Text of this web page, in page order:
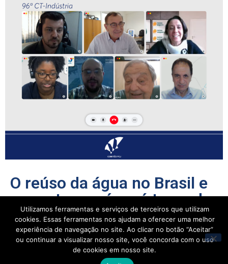
O reúso da água no Brasil e
em outros países é tema de
palestra na CT-Indústria
Apresentação foi realizada pela doutora Ana Silvia Pereira
Santos, presidente do Instituto Reúso de Água
Utilizamos ferramentas e serviços de terceiros que utilizam
cookies. Essas ferramentas nos ajudam a oferecer uma melhor
experiência de navegação no site. Ao clicar no botão “Aceitar”
ou continuar a visualizar nosso site, você concorda com o uso
de cookies em nosso site.